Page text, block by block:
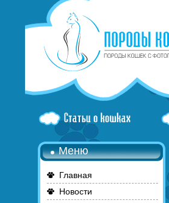
Меню
Главная
Новости